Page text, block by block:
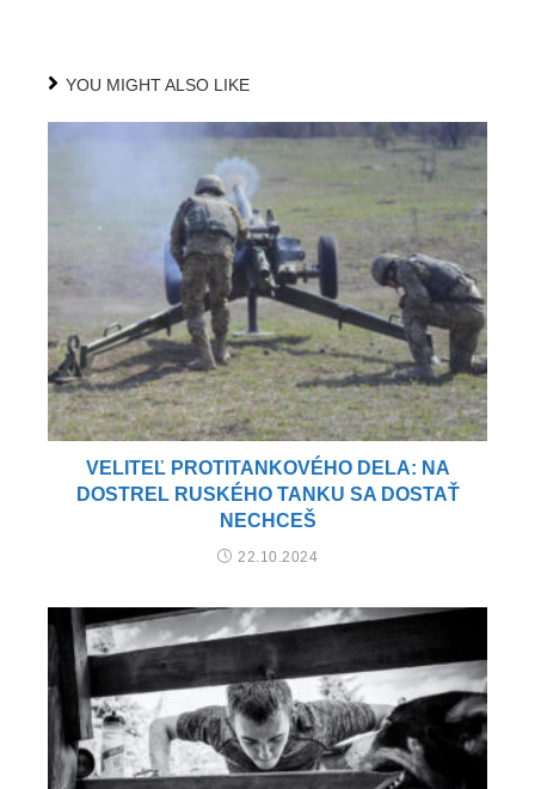
YOU MIGHT ALSO LIKE
VELITEĽ PROTITANKOVÉHO DELA: NA
DOSTREL RUSKÉHO TANKU SA DOSTAŤ
NECHCEŠ
22.10.2024